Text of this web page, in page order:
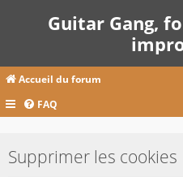
Guitar Gang,
Accueil du forum
FAQ
Supprimer les cookies